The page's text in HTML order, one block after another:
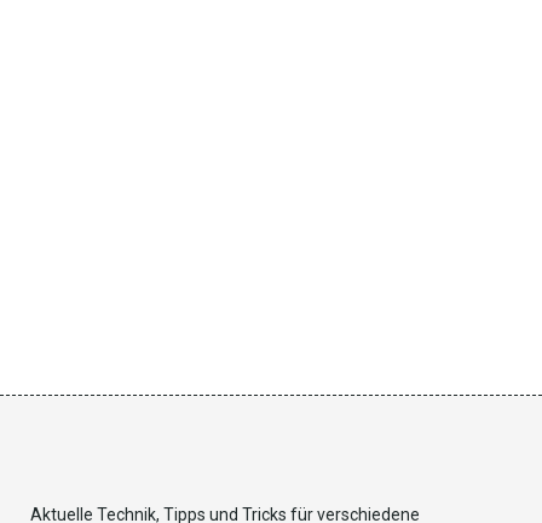
Aktuelle Technik, Tipps und Tricks für verschiedene